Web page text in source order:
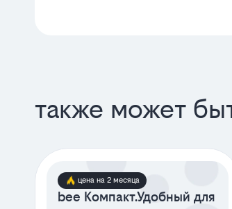
также может
цена на 2 месяца
bee Компакт.Удобный для